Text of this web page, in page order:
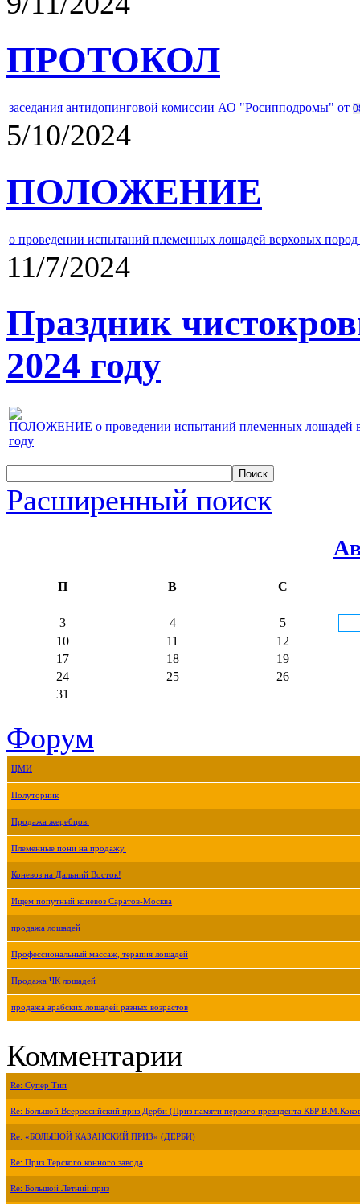
ПРОТОКОЛ
заседания антидопинговой комиссии АО "Росипподромы" от
5/10/2024
ПОЛОЖЕНИЕ
о проведении испытаний племенных лошадей верховых
11/7/2024
Праздник
2024 году
ПОЛОЖЕНИЕ о проведении испытаний племенных лошадей
году
Расширенный поиск
П В С
3 4
5
10
11
12
17
18
19
24
25
26
31
Форум
ЦМИ
Полуторник
Продажа жеребцов.
Племенные пони на продажу.
Коневоз на Дальний Восток!
Ищем попутный коневоз Саратов-Москва
продажа лошадей
Профессиональный массаж, терапия лошадей
Продажа ЧК лошадей
продажа арабских лошадей разных возрастов
Комментарии
Re: Супер Тип
Re: Большой Всероссийский приз Дерби (Приз памяти первого президента КБР
Re: «БОЛЬШОЙ КАЗАНСКИЙ ПРИЗ» (ДЕРБИ)
Re: Приз Терского конного завода
Re: Большой Летний приз